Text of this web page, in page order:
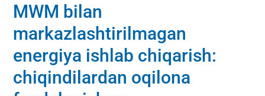
MWM bilan
markazlashtirilmagan
energiya ishlab chiqarish:
chiqindilardan oqilona